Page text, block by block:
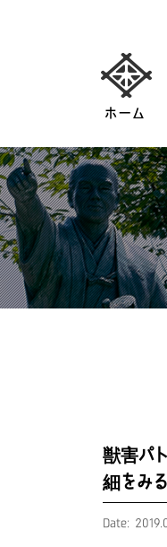
獣害パ
細をみる
Date: